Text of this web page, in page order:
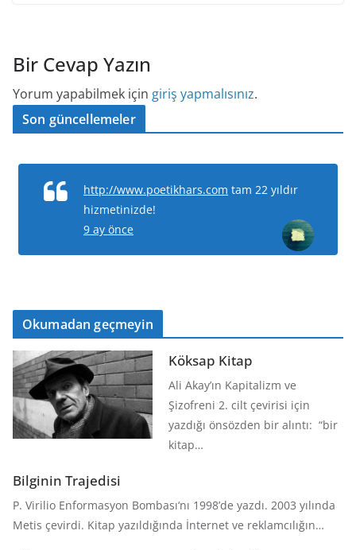
Bir Cevap Yazın
Yorum yapabilmek için giriş yapmalısınız.
Son güncellemeler
http://www.poetikhars.com tam 22 yıldır
hizmetinizde!
9 ay önce
Okumadan geçmeyin
Köksap Kitap
Ali Akay’ın Kapitalizm ve
Şizofreni 2. cilt çevirisi için
yazdığı önsözden bir alıntı: “bir
kitap…
Bilginin Trajedisi
P. Virilio Enformasyon Bombası‘nı 1998’de yazdı. 2003 yılında
Metis çevirdi. Kitap yazıldığında İnternet ve reklamcılığın…